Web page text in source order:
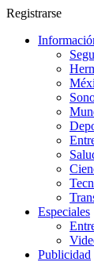
Registrarse
Especiales
Publicidad